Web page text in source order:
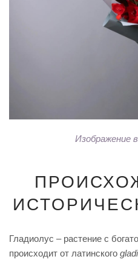
Изображение
Гладиолус – растение с
происходит от латинского